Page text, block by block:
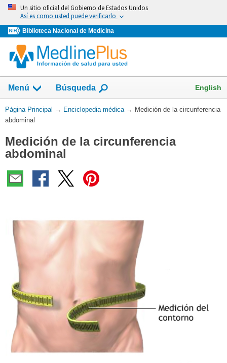
Omita
vaya
al
Contenido
Un sitio oficial del Gobierno de Estados Unidos
Así es como usted puede verificarlo
Biblioteca Nacional de Medicina
Menú Búsqueda English
Usted
está
Página Principal → Enciclopedia médica → Medición de la circunferencia
abdominal
Medición de la circunferencia
abdominal